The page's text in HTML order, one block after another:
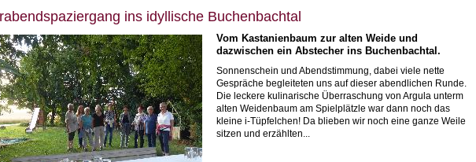
ins idyllische Buchenbachtal
Vom Kastanienbaum zur alten Weide und
dazwischen ein Abstecher ins Buchenbachtal.
Sonnenschein und Abendstimmung, dabei viele nette
Gespräche begleiteten uns auf dieser abendlichen Runde.
Die leckere kulinarische Überraschung von Argula unterm
alten Weidenbaum am Spielplätzle war dann noch das
kleine i-Tüpfelchen! Da blieben wir noch eine ganze Weile
sitzen und erzählten...